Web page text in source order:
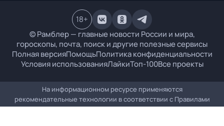
© Рамблер — главные новости России и мира,
гороскопы, почта, поиск и другие полезные сервисы
Полная версияПомощьПолитика конфиденциальности
Условия использованияЛайкиТоп-100Все проекты
18+
На информационном ресурсе применяются
рекомендательные технологии в соответствии с Правилами